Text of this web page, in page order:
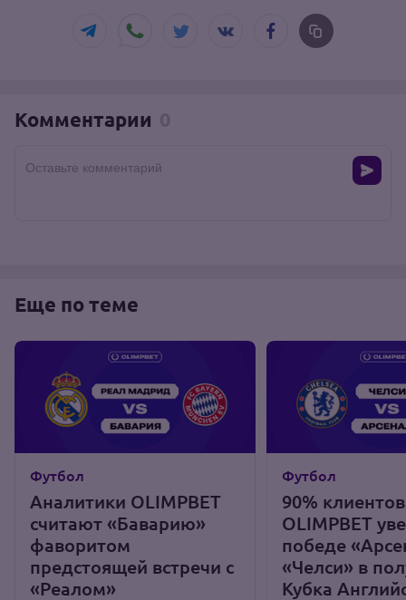
Комментарии
Оставьте комментарий
Еще по теме
Футбол
Аналитики OLIMPBET
считают «Баварию»
фаворитом
предстоящей встречи с
«Реалом»
Футбол
90% клиентов
OLIMPBET
победе
«Челси» в
Кубка